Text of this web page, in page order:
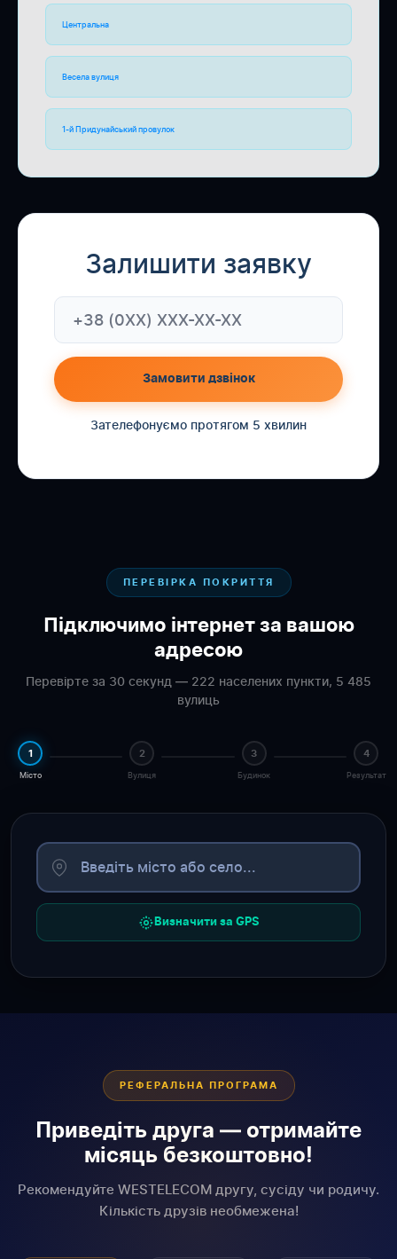
Центральна
Весела вулиця
1-й Придунайський провулок
Залишити заявку
Замовити дзвінок
Зателефонуємо протягом 5 хвилин
ПЕРЕВІРКА ПОКРИТТЯ
Підключимо інтернет за вашою
адресою
Перевірте за 30 секунд — 222 населених пункти, 5 485
вулиць
1
Місто
2
Вулиця
3
Будинок
4
Результат
Визначити за GPS
РЕФЕРАЛЬНА ПРОГРАМА
Приведіть друга — отримайте
місяць безкоштовно!
Рекомендуйте WESTELECOM другу, сусіду чи родичу.
Кількість друзів необмежена!